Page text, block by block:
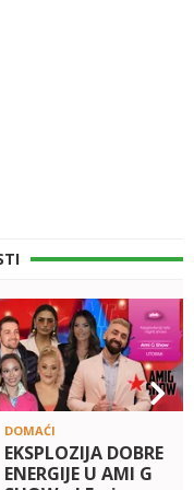
DOMAĆI
EKSPLOZIJA DOBRE
ENERGIJE U AMI G